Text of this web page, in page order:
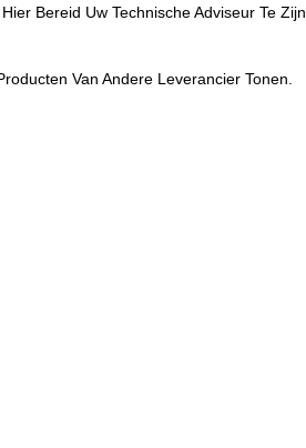
Bereid Uw Technische Adviseur Te Zijn.
Van Andere Leverancier Tonen.